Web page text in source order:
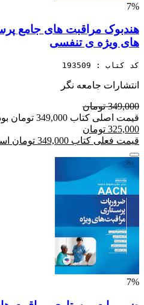
7%
هندبوک مراقبت های جامع
های ویژه ی تنفسی
کد کتاب : 193509
انتشارات جامعه نگر
349,000 تومان
قیمت اصلی کتاب 349,000 تومان بود
325,000 تومان
قیمت فعلی کتاب 349,000 تومان است
7%